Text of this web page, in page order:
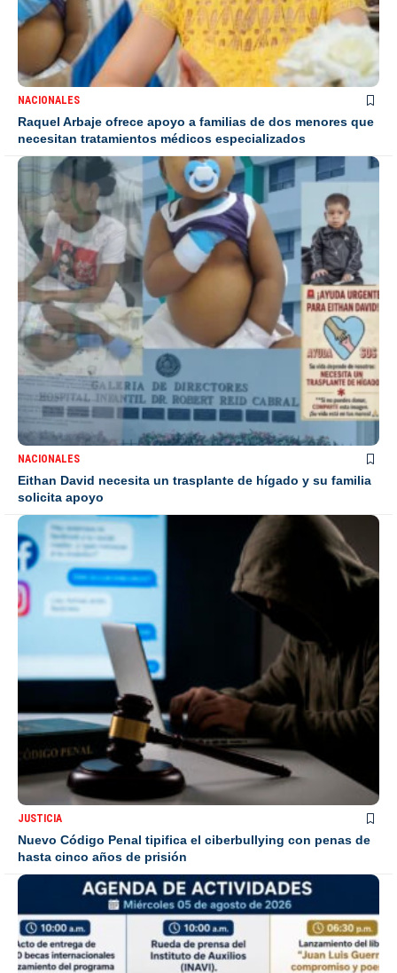
NACIONALES
Raquel Arbaje ofrece apoyo a familias de dos menores que
necesitan tratamientos médicos especializados
NACIONALES
Eithan David necesita un trasplante de hígado y su familia
solicita apoyo
JUSTICIA
Nuevo Código Penal tipifica el ciberbullying con penas de
hasta cinco años de prisión